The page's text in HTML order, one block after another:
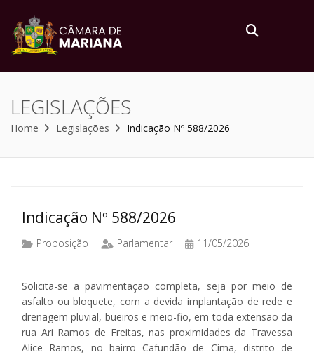
LEGISLAÇÕES
Home Legislações Indicação Nº 588/2026
Indicação Nº 588/2026
Proposição Parlamentar 11/05/2026
Solicita-se a pavimentação completa, seja por meio de
asfalto ou bloquete, com a devida implantação de rede e
drenagem pluvial, bueiros e meio-fio, em toda extensão da
rua Ari Ramos de Freitas, nas proximidades da Travessa
Alice Ramos, no bairro Cafundão de Cima, distrito de